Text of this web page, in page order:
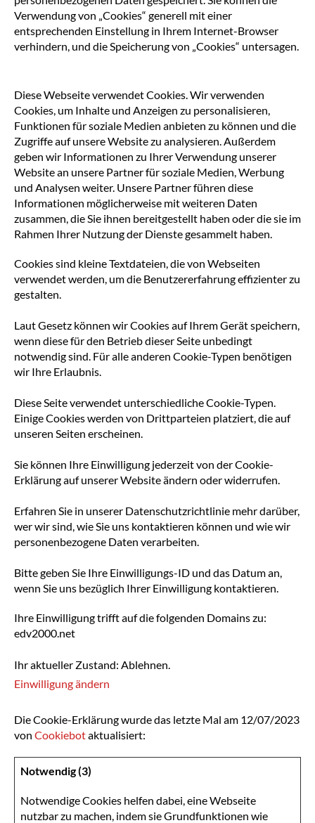
Verwendung von „Cookies“ generell mit einer
entsprechenden Einstellung in Ihrem Internet-Browser
verhindern, und die Speicherung von „Cookies“ untersagen.
Diese Webseite verwendet Cookies. Wir verwenden
Cookies, um Inhalte und Anzeigen zu personalisieren,
Funktionen für soziale Medien anbieten zu können und die
Zugriffe auf unsere Website zu analysieren. Außerdem
geben wir Informationen zu Ihrer Verwendung unserer
Website an unsere Partner für soziale Medien, Werbung
und Analysen weiter. Unsere Partner führen diese
Informationen möglicherweise mit weiteren Daten
zusammen, die Sie ihnen bereitgestellt haben oder die sie im
Rahmen Ihrer Nutzung der Dienste gesammelt haben.
Cookies sind kleine Textdateien, die von Webseiten
verwendet werden, um die Benutzererfahrung effizienter zu
gestalten.
Laut Gesetz können wir Cookies auf Ihrem Gerät speichern,
wenn diese für den Betrieb dieser Seite unbedingt
notwendig sind. Für alle anderen Cookie-Typen benötigen
wir Ihre Erlaubnis.
Diese Seite verwendet unterschiedliche Cookie-Typen.
Einige Cookies werden von Drittparteien platziert, die auf
unseren Seiten erscheinen.
Sie können Ihre Einwilligung jederzeit von der Cookie-
Erklärung auf unserer Website ändern oder widerrufen.
Erfahren Sie in unserer Datenschutzrichtlinie mehr darüber,
wer wir sind, wie Sie uns kontaktieren können und wie wir
personenbezogene Daten verarbeiten.
Bitte geben Sie Ihre Einwilligungs-ID und das Datum an,
wenn Sie uns bezüglich Ihrer Einwilligung kontaktieren.
Ihre Einwilligung trifft auf die folgenden Domains zu:
edv2000.net
Ihr aktueller Zustand: Ablehnen.
Einwilligung ändern
Die Cookie-Erklärung wurde das letzte Mal am 12/07/2023
von Cookiebotaktualisiert:
Notwendig (3)
Notwendige Cookies helfen dabei, eine Webseite
nutzbar zu machen, indem sie Grundfunktionen wie